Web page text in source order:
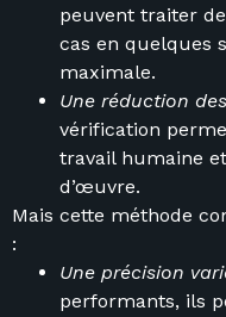
peuvent traiter
cas en quelques
maximale.
Une réduction
vérification
travail humaine
d’œuvre.
Mais cette méthode
:
Une précision
performants, ils